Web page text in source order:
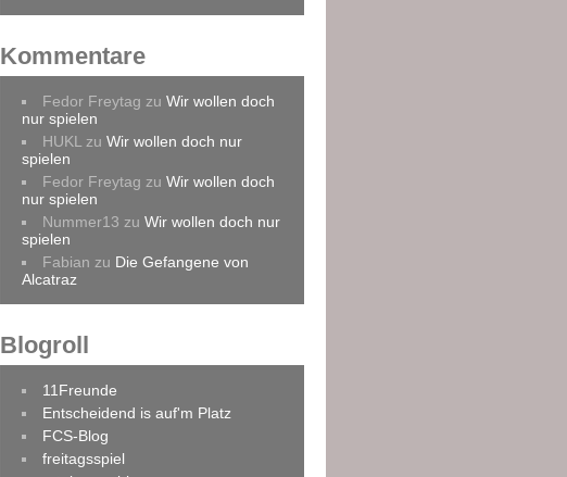
Kommentare
Fedor Freytag zuWir wollen doch
nur spielen
HUKL zuWir wollen doch nur
spielen
Fedor Freytag zuWir wollen doch
nur spielen
Nummer13 zuWir wollen doch nur
spielen
Fabian zu Die Gefangene von
Alcatraz
Blogroll
11Freunde
Entscheidend is auf'm Platz
FCS-Blog
freitagsspiel